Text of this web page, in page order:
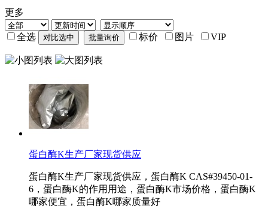
更多
全选 标价 图片 VIP
蛋白酶K生产厂家现货供应
蛋白酶K生产厂家现货供应，蛋白酶K CAS#39450-01-
6，蛋白酶K的作用用途，蛋白酶K市场价格，蛋白酶K
哪家便宜，蛋白酶K哪家质量好